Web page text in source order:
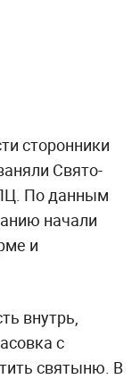
сторонники
Свято-
По данным
начали
и
внутрь,
с
святыню. В